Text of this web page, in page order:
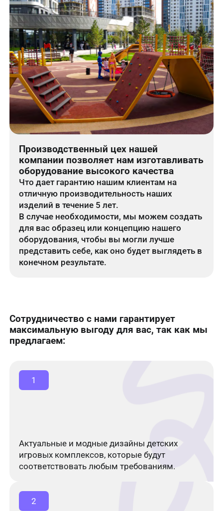
Производственный цех нашей
компании позволяет нам изготавливать
оборудование высокого качества
Что дает гарантию нашим клиентам на
отличную производительность наших
изделий в течение 5 лет.
В случае необходимости, мы можем создать
для вас образец или концепцию нашего
оборудования, чтобы вы могли лучше
представить себе, как оно будет выглядеть в
конечном результате.
Сотрудничество с нами гарантирует
максимальную выгоду для вас, так как мы
предлагаем:
1
Актуальные и модные дизайны детских
игровых комплексов, которые будут
соответствовать любым требованиям.
2